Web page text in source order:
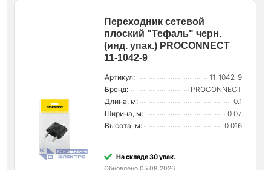
Переходник сетевой
плоский "Тефаль" черн.
(инд. упак.) PROCONNECT
11-1042-9
Артикул:
11-1042-9
Бренд:
PROCONNECT
Длина, м:
0.1
Ширина, м:
0.07
Высота, м:
0.016
На складе 30 упак.